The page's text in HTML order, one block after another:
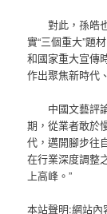
對此，孫皓也
實“三個重大”題
和國家重大宣傳
作出聚焦新時代
中國文藝評論
期，從業者敢於
代，邁開腳步往
在行業深度調整
上高峰。”
本站聲明:網站